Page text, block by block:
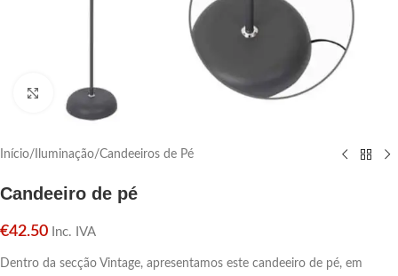
Click para aumentar
Início/ Iluminação/Candeeiros de Pé
Candeeiro de pé
€42.50 Inc. IVA
Dentro da secção Vintage, apresentamos este candeeiro de pé, em